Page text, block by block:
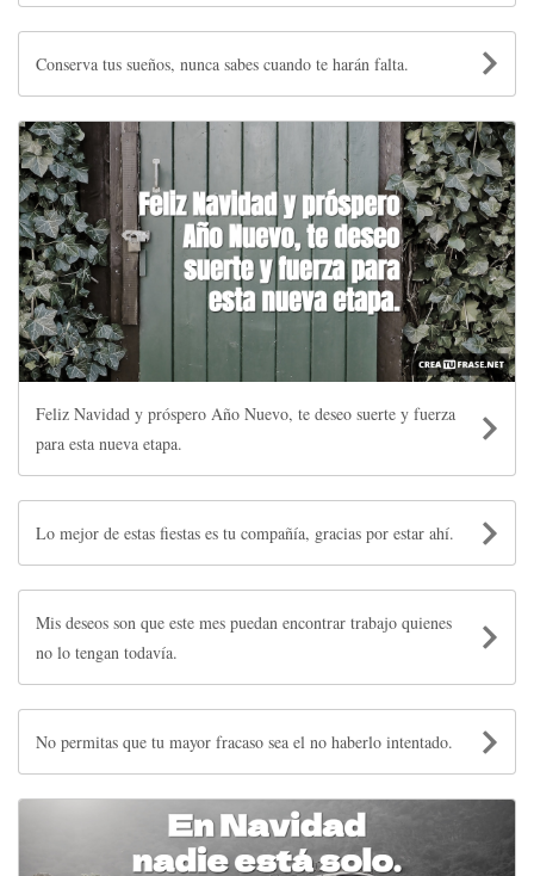
Conserva tus sueños, nunca sabes cuando te harán falta.
Feliz Navidad y próspero Año Nuevo, te deseo suerte y fuerza
para esta nueva etapa.
Lo mejor de estas fiestas es tu compañía, gracias por estar ahí.
Mis deseos son que este mes puedan encontrar trabajo quienes
no lo tengan todavía.
No permitas que tu mayor fracaso sea el no haberlo intentado.